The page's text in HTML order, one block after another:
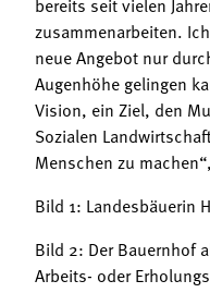
zusammenarbeiten.
neue Angebot nur
Augenhöhe gelingen
Vision, ein Ziel, den
Sozialen
Menschen zu
Bild 1: Landesbäuerin
Bild 2: Der Bauernhof
Arbeits- oder